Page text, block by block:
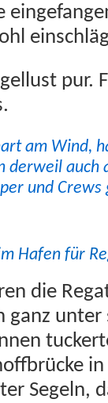
pur.
am Wind,
auch
und Crews
Hafen für
die
unter
Segeln,